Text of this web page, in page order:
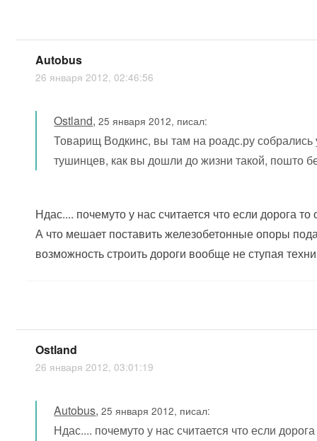
Autobus
26 января 2012, 02:46:56
Ostland,25 января 2012, писал:
Товарищ Водкинс, вы там на роадс.ру
тушинцев, как вы дошли до жизни такой, пошто
Ндас.... почемуто у нас считается что если дорога
А что мешает поставить железобетонные опоры
возможность строить дороги вообще не ступая
Ostland
26 января 2012, 03:01:19
Autobus,25 января 2012, писал:
Ндас.... почемуто у нас считается что если